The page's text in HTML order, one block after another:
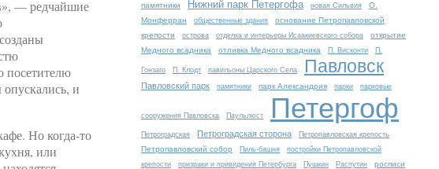
— редчайшие
посетителю
и
Но когда-то
или
памятники
Нижний парк Петергофа новая Сильвия
О.
Монферран
общественные здания
основание Петропавловской
крепости
острова отделка и интерьеры Исаакиевского собора
открытие
Медного всадника
отливка Медного всадника П. Висконти П.
Гонзаго П. Клодт павильоны Царского Села Павловск
Павловский парк памятники парк Александрия парки парковые
сооружения Павловска Паульлюст Петергоф
Петроградская Петроградская сторона Петропавловская крепость
Петропавловский собор Пиль-башня
постройки Петропавловской
крепости
призраки и привидения Петербурга Пушкин Распутин
росписи